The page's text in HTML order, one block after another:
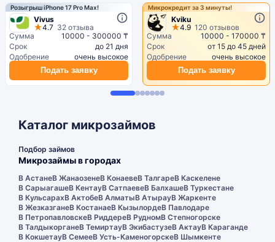
Розыгрыш iPhone 17 Pro Max!
Vivus
4.7 32 отзыва
Сумма
10000 - 300000 ₸
Срок
до 21 дня
Одобрение
очень высокое
Подать заявку
Микрокредит за 3 минуты!
Kviku
4.9 120 отзывов
Сумма
10000 - 170000 ₸
Срок
от 15 до 45 дней
Одобрение
очень высокое
Подать заявку
Каталог микрозаймов
Подбор займов
Микрозаймы в городах
В АстанеВ ЖанаозенеВ КонаевеВ ТалгареВ Каскелене
В СарыагашеВ КентауВ СатпаевеВ БалхашеВ Туркестане
В КульсарахВ АктобеВ АлматыВ АтырауВ Жаркенте
В ЖезказганеВ КостанаеВ КызылордеВ Павлодаре
В ПетропавловскеВ РиддереВ РудномВ Степногорске
В ТалдыкорганеВ ТемиртауВ ЭкибастузеВ АктауВ Караганде
В КокшетауВ СемееВ Усть-КаменогорскеВ Шымкенте